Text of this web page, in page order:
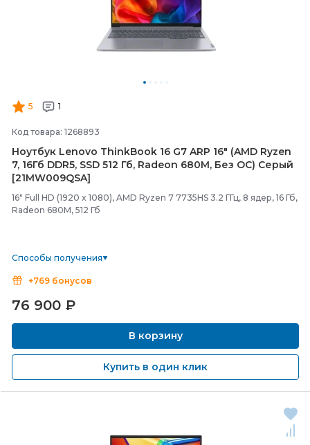
5 1
Код товара: 1268893
Ноутбук Lenovo ThinkBook 16 G7 ARP 16" (AMD Ryzen
7, 16Гб DDR5, SSD 512 Гб, Radeon 680M, Без ОС) Серый
[21MW009QSA]
16" Full HD (1920 x 1080), AMD Ryzen 7 7735HS 3.2 ГГц, 8 ядер, 16 Гб,
Radeon 680M, 512 Гб
Способы получения
+769 бонусов
76 900 ₽
В корзину
Купить в один клик